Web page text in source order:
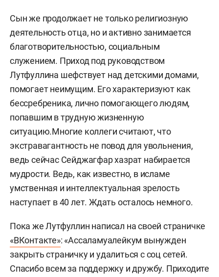
Сын же продолжает не только религиозную
деятельность отца, но и активно занимается
благотворительностью, социальным
служением. Приход под руководством
Лутфуллина шефствует над детскими домами,
помогает неимущим. Его характеризуют как
бессребреника, лично помогающего людям,
попавшим в трудную жизненную
ситуацию.Многие коллеги считают, что
экстравагантность не повод для увольнения,
ведь сейчас Сейджагфар хазрат набирается
мудрости. Ведь, как известно, в исламе
умственная и интеллектуальная зрелость
наступает в 40 лет. Ждать осталось немного.
Пока же Лутфуллин написал на своей страничке
«ВКонтакте»: «Ассаламуалейкум вынужден
закрыть страничку и удалиться с соц сетей.
Спасибо всем за поддержку и дружбу. Приходите